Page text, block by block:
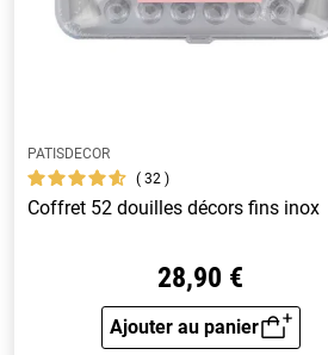
PATISDECOR
32
Coffret 52 douilles décors fins inox
28,90 €
Ajouter au panier
Aperçu rapide